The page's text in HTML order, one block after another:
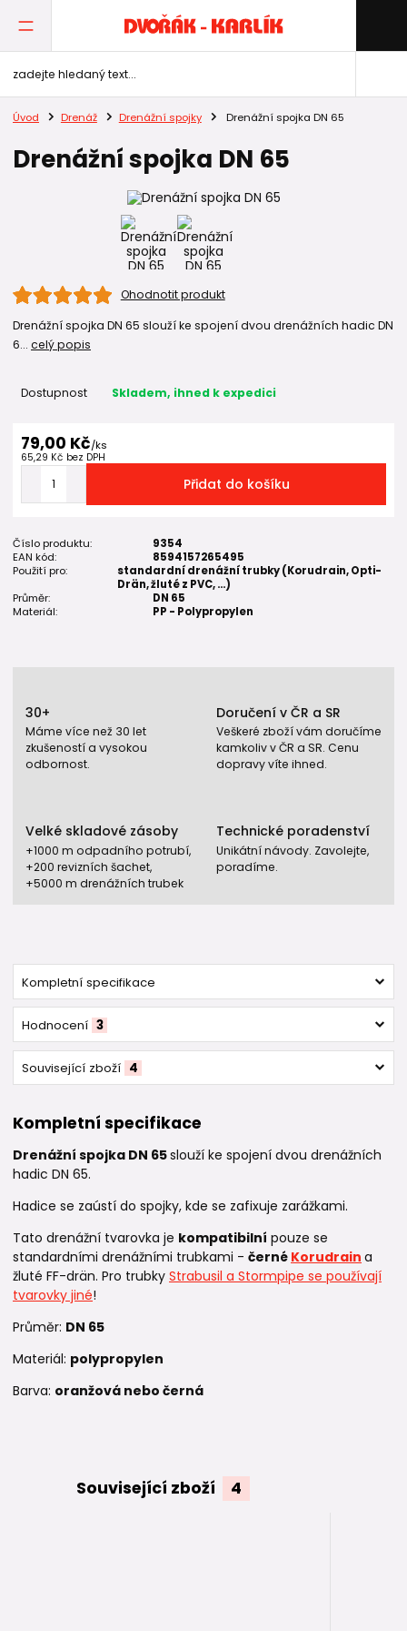
Úvod Drenáž Drenážní spojky Drenážní spojka DN 65
Drenážní spojka DN 65
Ohodnotit produkt
Drenážní spojka DN 65 slouží ke spojení dvou drenážních hadic DN
6... celý popis
Dostupnost Skladem, ihned k expedici
79,00 Kč/ks
65,29 Kč bez DPH
Přidat do košíku
Číslo produktu:
9354
EAN kód:
8594157265495
Použití pro:
standardní drenážní trubky (Korudrain, Opti-
Drän, žluté z PVC, ...)
Průměr:
DN 65
Materiál:
PP - Polypropylen
30+
Máme více než 30 let
zkušeností a vysokou
odbornost.
Doručení v ČR a SR
Veškeré zboží vám doručíme
kamkoliv v ČR a SR. Cenu
dopravy víte ihned.
Velké skladové zásoby
+1000 m odpadního potrubí,
+200 revizních šachet,
+5000 m drenážních trubek
Technické poradenství
Unikátní návody. Zavolejte,
poradíme.
Kompletní specifikace
Hodnocení 3
Související zboží 4
Kompletní specifikace
Drenážní spojka DN 65slouží ke spojení dvou drenážních
hadic DN 65.
Hadice se zaústí do spojky, kde se zafixuje zarážkami.
Tato drenážní tvarovka je kompatibilní pouze se
standardními drenážními trubkami - černé Korudrain a
žluté FF-drän. Pro trubky Strabusil a Stormpipe se používají
tvarovky jiné!
Průměr: DN 65
Materiál: polypropylen
Barva: oranžová nebo černá
Související zboží 4